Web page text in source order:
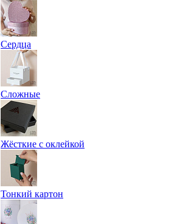
Сердца
Сложные
Жёсткие с оклейкой
Тонкий картон